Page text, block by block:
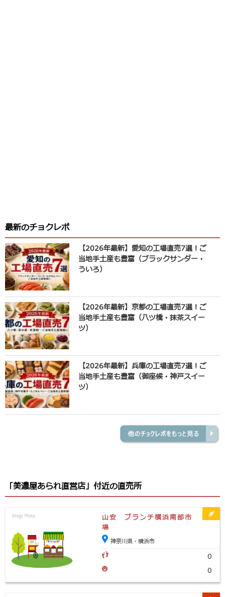
最新のチョクレポ
【2026年最新】愛知の工場直売7選！ご
当地手土産も豊富（ブラックサンダー・
ういろ）
【2026年最新】京都の工場直売7選！ご
当地手土産も豊富（八ツ橋・抹茶スイー
ツ）
【2026年最新】兵庫の工場直売7選！ご
当地手土産も豊富（御座候・神戸スイー
ツ）
「美濃屋あられ直営店」付近の直売所
山安 ブランチ横浜南部市
場
神奈川県・横浜市
0
0